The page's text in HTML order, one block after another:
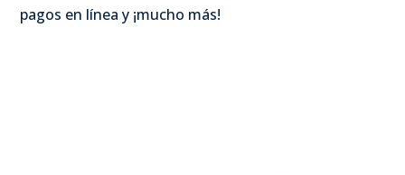
pagos en línea y ¡mucho más!